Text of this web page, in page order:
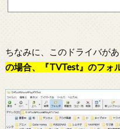
ちなみに、このドライバがあ
の場合、『TVTest』のフォ